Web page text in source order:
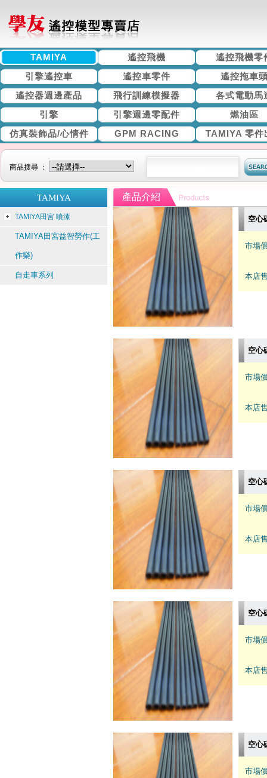
TAMIYA 遙控飛機
遙控飛機零
引擎遙控車
遙控車零件
遙控拖車
遙控器週邊產品
飛行訓練模擬器
各式電動馬
引擎
引擎週邊零配件
燃油區
仿真裝飾品/心情件
GPM RACING TAMIYA 零件
商品搜尋 ：
TAMIYA
TAMIYA田宮 噴漆
TAMIYA田宮益智勞作(工
作樂)
自走車系列
產品介紹
空心
市場
本店
空心
市場
本店
空心
市場
本店
空心
市場
本店
空心
市場